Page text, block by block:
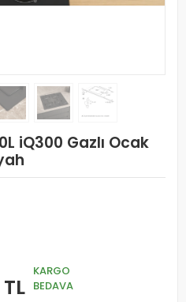
iQ300 Gazlı Ocak
KARGO
BEDAVA